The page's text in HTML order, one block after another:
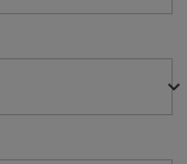
keyboard_arrow_down